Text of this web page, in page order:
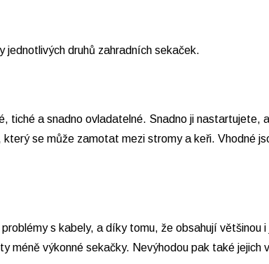
druhů zahradních sekaček.
tiché a snadno ovladatelné. Snadno ji nastartujete,
se může zamotat mezi stromy a keři. Vhodné
s kabely, a díky tomu, že obsahují většinou
výkonné sekačky. Nevýhodou pak také